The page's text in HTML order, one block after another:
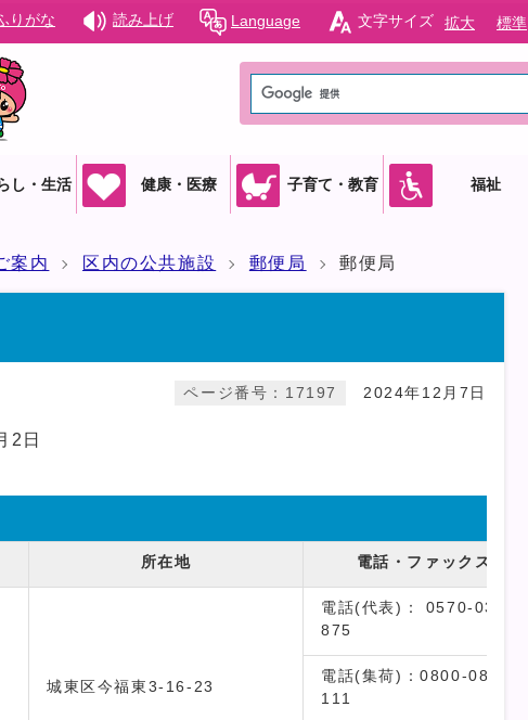
りがな 読み上げ Language 文字サイズ 拡大 標準
し・生活 健康・医療 子育て・教育 福祉
案内 区内の公共施設 郵便局 郵便局
2024年12月7日
ページ番号：17197
2日
所在地 電話・ファックス
城東区今福東3-16-23
電話(代表)： 0570-036-
875
電話(集荷)：0800-0800-
111